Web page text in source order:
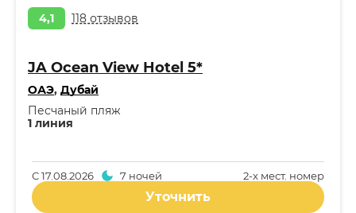
4,1 118 отзывов
JA Ocean View Hotel 5*
ОАЭ, Дубай
1 линия
Песчаный пляж
2-x мест. номер
С17.08.2026 7 ночей
Уточнить